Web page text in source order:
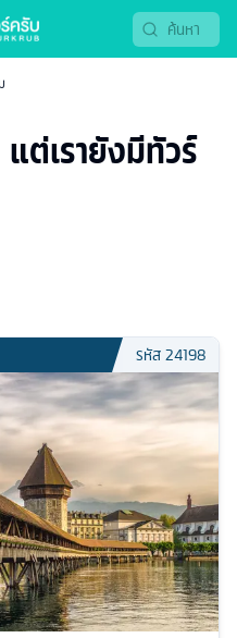
ต่เรายังมีทัวร์
รหัส24198